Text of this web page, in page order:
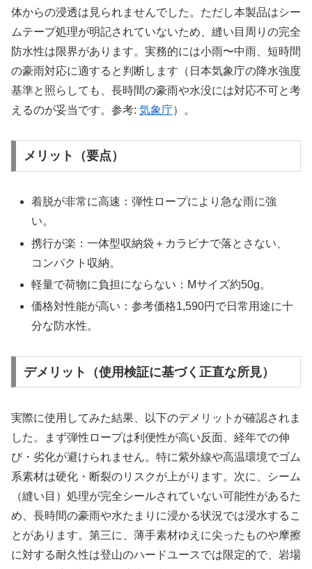
体からの浸透は見られませんでした。ただし本製品はシー
ムテープ処理が明記されていないため、縫い目周りの完全
防水性は限界があります。実務的には小雨〜中雨、短時間
の豪雨対応に適すると判断します（日本気象庁の降水強度
基準と照らしても、長時間の豪雨や水没には対応不可と考
えるのが妥当です。参考: 気象庁）。
メリット（要点）
着脱が非常に高速：弾性ロープにより急な雨に強
い。
携行が楽：一体型収納袋＋カラビナで落とさない、
コンパクト収納。
軽量で荷物に負担にならない：Mサイズ約50g。
価格対性能が高い：参考価格1,590円で日常用途に十
分な防水性。
デメリット（使用検証に基づく正直な所見）
実際に使用してみた結果、以下のデメリットが確認されま
した。まず弾性ロープは利便性が高い反面、経年での伸
び・劣化が避けられません。特に紫外線や高温環境でゴム
系素材は硬化・断裂のリスクが上がります。次に、シーム
（縫い目）処理が完全シールされていない可能性があるた
め、長時間の豪雨や水たまりに浸かる状況では浸水するこ
とがあります。第三に、薄手素材ゆえに尖ったものや摩擦
に対する耐久性は登山のハードユースでは限定的で、岩場